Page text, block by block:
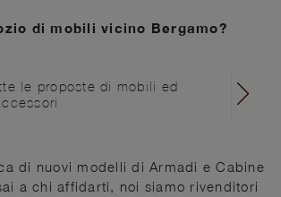
di mobili vicino Bergamo?
le proposte di mobili ed
di nuovi modelli di Armadi e Cabine
a chi affidarti, noi siamo rivenditori